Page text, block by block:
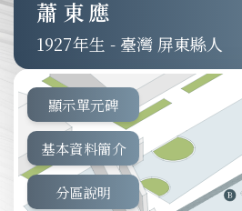
蕭東應
1927 - 臺灣 屏東縣人
顯示單元碑
基本資料簡介
分區說明